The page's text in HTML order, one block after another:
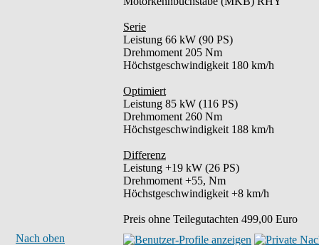
Serie
Leistung 66 kW (90 PS)
Drehmoment 205 Nm
Höchstgeschwindigkeit 180 km/h
Optimiert
Leistung 85 kW (116 PS)
Drehmoment 260 Nm
Höchstgeschwindigkeit 188 km/h
Differenz
Leistung +19 kW (26 PS)
Drehmoment +55, Nm
Höchstgeschwindigkeit +8 km/h
Preis ohne Teilegutachten 499,00 Euro
Nach oben